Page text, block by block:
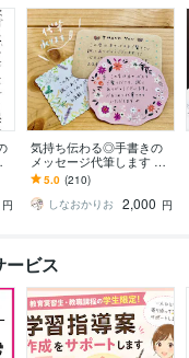
円
気持ち伝わる◎手書きの
メッセージ代筆します お
手紙やサンクスレター等
お好きな文字で♪イラスト
もOKです☆
5.0 (210)
しなおかりお
2,000 円
ービス